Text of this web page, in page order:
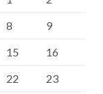
8
9
15
16
22
23